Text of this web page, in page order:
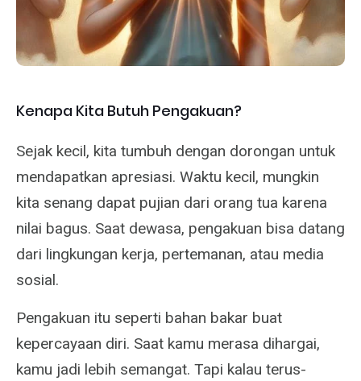
Kenapa Kita Butuh Pengakuan?
Sejak kecil, kita tumbuh dengan dorongan untuk
mendapatkan apresiasi. Waktu kecil, mungkin
kita senang dapat pujian dari orang tua karena
nilai bagus. Saat dewasa, pengakuan bisa datang
dari lingkungan kerja, pertemanan, atau media
sosial.
Pengakuan itu seperti bahan bakar buat
kepercayaan diri. Saat kamu merasa dihargai,
kamu jadi lebih semangat. Tapi kalau terus-